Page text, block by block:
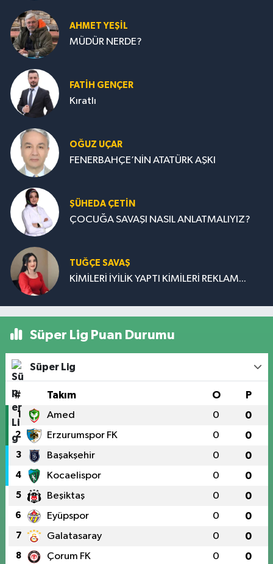
AHMET YEŞİL
MÜDÜR NERDE?
FATIH GENÇER
Kıratlı
OĞUZ UÇAR
FENERBAHÇE’NİN ATATÜRK AŞKI
ŞÜHEDA ÇETİN
ÇOCUĞA SAVAŞI NASIL ANLATMALIYIZ?
TUĞÇE SAVAŞ
KİMİLERİ İYİLİK YAPTI KİMİLERİ REKLAM...
Süper Lig Puan Durumu
Süper Lig
# Takım O P
1 Amed 0 0
2 Erzurumspor FK 0 0
3 Başakşehir 0 0
4 Kocaelispor 0 0
5 Beşiktaş 0 0
6 Eyüpspor 0 0
7 Galatasaray 0 0
8 Çorum FK 0 0